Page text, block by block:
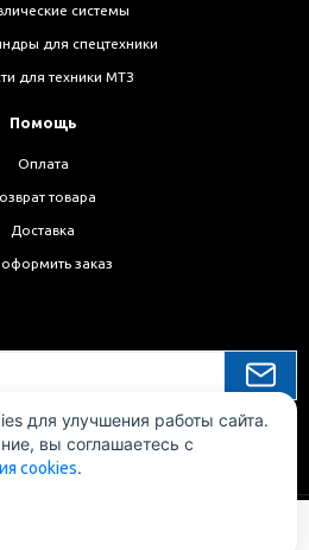
системы
для спецтехники
для техники МТЗ
Помощь
Оплата
товара
Доставка
заказ
для улучшения работы сайта.
вы соглашаетесь с
cookies.